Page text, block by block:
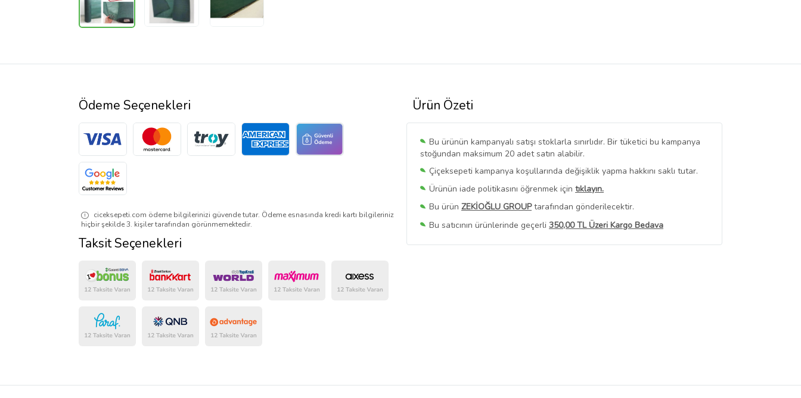
Ürün Özeti
Bu ürünün kampanyalı satışı stoklarla sınırlıdır. Bir tüketici bu kampanya
stoğundan maksimum 20 adet satın alabilir.
Çiçeksepeti kampanya koşullarında değişiklik yapma hakkını saklı tutar.
Ürünün iade politikasını öğrenmek için tıklayın.
Bu ürün ZEKİOĞLU GROUPtarafından gönderilecektir.
Bu satıcının ürünlerinde geçerli 350,00 TL Üzeri Kargo Bedava
Bu SatıcınınTüm Ürünlerini Görüntüle
Ödeme Seçenekleri
ciceksepeti.com ödeme bilgilerinizi güvende tutar. Ödeme esnasında kredi kartı bilgileriniz
hiçbir şekilde 3. kişiler tarafından görünmemektedir.
Taksit Seçenekleri